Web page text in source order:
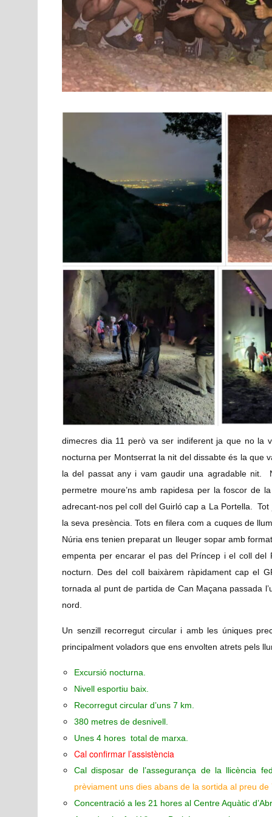
dimecres dia 11 però va ser indiferent ja que no la
nocturna per Montserrat la nit del dissabte és la que
la del passat any i vam gaudir una agradable nit.
permetre moure’ns amb rapidesa per la foscor de
adrecant-nos pel coll del Guirló cap a La Portella.
la seva presència. Tots en filera com a cuques de
Núria ens tenien preparat un lleuger sopar amb
empenta per encarar el pas del Príncep i el coll del
nocturn. Des del coll baixàrem ràpidament cap el
tornada al punt de partida de Can Maçana passada
nord.
Un senzill recorregut circular i amb les úniques
principalment voladors que ens envolten atrets pels
Excursió nocturna.
Nivell esportiu baix.
Recorregut circular d’uns 7 km.
380 metres de desnivell.
Unes 4 hores total de marxa.
Cal confirmar l’assistència
Cal disposar de l’assegurança de la llicència
prèviament uns dies abans de la sortida al preu
Concentració a les 21 hores al Centre Aquàtic